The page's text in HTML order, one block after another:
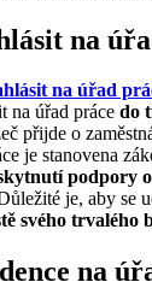
na
na úřad
na úřad práce do
přijde o
je stanovena
podpory
je, aby se
svého trvalého
na